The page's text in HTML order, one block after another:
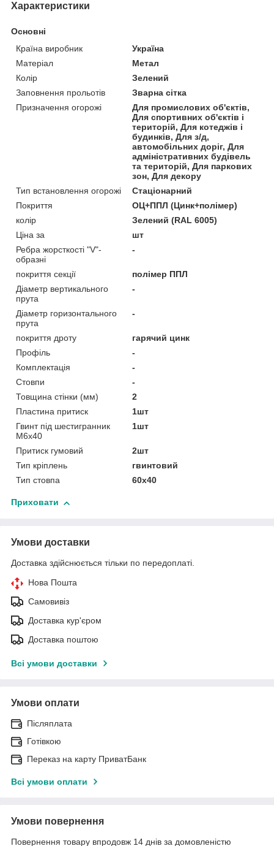
Характеристики
Основні
Країна виробник
Україна
Матеріал
Метал
Колір
Зелений
Заповнення прольотів
Зварна сітка
Призначення огорожі
Для промислових об'єктів,
Для спортивних об'єктів і
територій, Для котеджів і
будинків, Для з/д,
автомобільних доріг, Для
адміністративних будівель
та територій, Для паркових
зон, Для декору
Тип встановлення огорожі
Стаціонарний
Покриття
ОЦ+ППЛ (Цинк+полімер)
колір
Зелений (RAL 6005)
Ціна за
шт
Ребра жорсткості "V"-
образні
-
покриття секції
полімер ППЛ
Діаметр вертикального
прута
-
Діаметр горизонтального
прута
-
покриття дроту
гарячий цинк
Профіль
-
Комплектація
-
Стовпи
-
Товщина стінки (мм)
2
Пластина притиск
1шт
Гвинт під шестигранник
М6х40
1шт
Притиск гумовий
2шт
Тип кріплень
гвинтовий
Тип стовпа
60х40
Приховати
Умови доставки
Доставка здійснюється тільки по передоплаті.
Нова Пошта
Самовивіз
Доставка кур'єром
Доставка поштою
Всі умови доставки
Умови оплати
Післяплата
Готівкою
Переказ на карту ПриватБанк
Всі умови оплати
Умови повернення
Повернення товару впродовж 14 днів за домовленістю